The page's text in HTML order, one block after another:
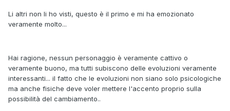
Li altri non li ho visti, questo è il primo e mi ha emozionato
veramente molto...
Hai ragione, nessun personaggio è veramente cattivo o
veramente buono, ma tutti subiscono delle evoluzioni veramente
interessanti... il fatto che le evoluzioni non siano solo psicologiche
ma anche fisiche deve voler mettere l'accento proprio sulla
possibilità del cambiamento..